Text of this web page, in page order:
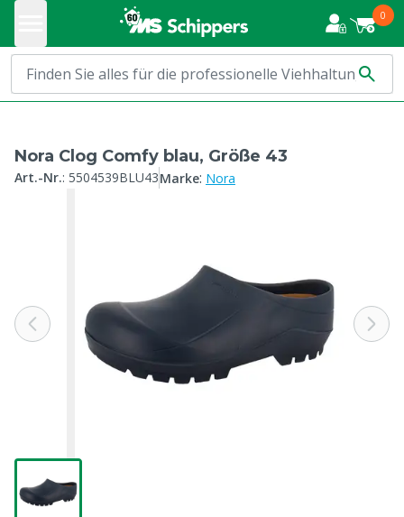
0
Nora Clog Comfy blau, Größe 43
Art.-Nr.: 5504539BLU43Marke: Nora